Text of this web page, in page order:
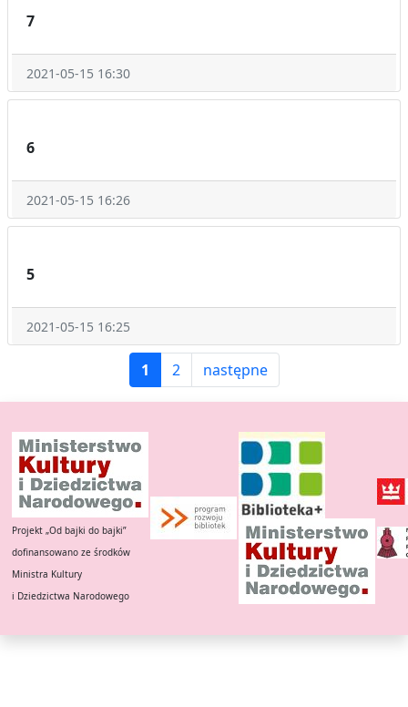
7
2021-05-15 16:30
6
2021-05-15 16:26
5
2021-05-15 16:25
1 2 następne
Projekt „Od bajki do bajki”
dofinansowano ze środków
Ministra Kultury
i Dziedzictwa Narodowego